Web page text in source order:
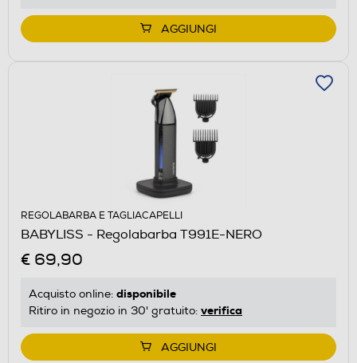
AGGIUNGI
REGOLABARBA E TAGLIACAPELLI
BABYLISS - Regolabarba T991E-NERO
€ 69,90
Acquisto online: disponibile
Ritiro in negozio in 30' gratuito: verifica
AGGIUNGI